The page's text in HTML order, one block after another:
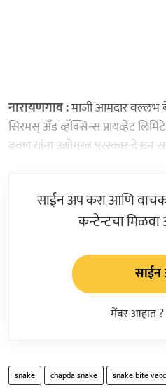
नारायणगाव :माजी आमदार वल्लभ
सिरमस् अँड व्हॅक्सिन्स प्रायव्हेट
ढवण यांना उद्योगरत्न पुरस्कार
साईन अप करा आणि
कन्टेन्टचा
साईन
मेंबर आहात ?
snake chapda snake
snake bite